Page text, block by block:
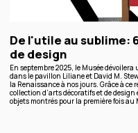
De l'utile au sublime:
de design
En septembre 2025, le Musée
dans le pavillon Liliane et David M.
la Renaissance à nos jours. Grâce à
collection d’arts décoratifs et de
objets montrés pour la première fois au